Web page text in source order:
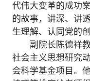
代伟大变革的成功
的故事，讲深、讲
生理解、认同党的
副院长陈德祥
社会主义思想研究
会科学基金项目。